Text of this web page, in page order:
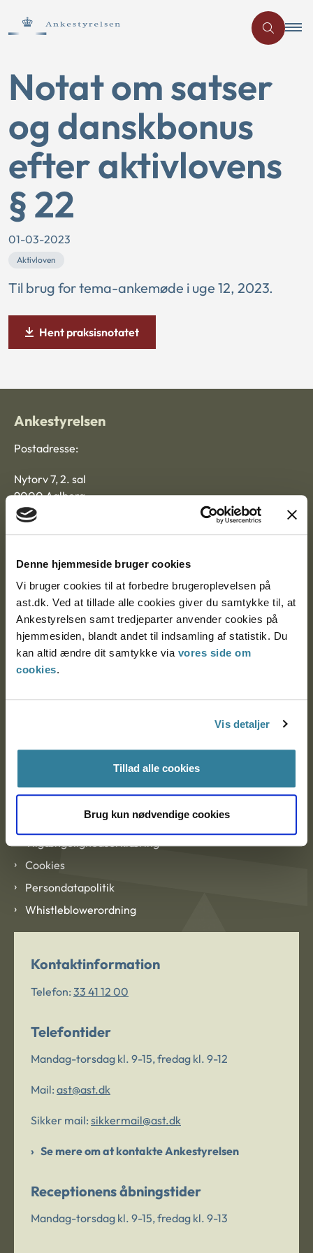
Denne hjemmeside bruger cookies
Vi bruger cookies til at forbedre brugeroplevelsen på
ast.dk. Ved at tillade alle cookies giver du samtykke til, at
Ankestyrelsen samt tredjeparter anvender cookies på
hjemmesiden, blandt andet til indsamling af statistik. Du
kan altid ændre dit samtykke via vores side om
cookies.
Vis detaljer
Tillad alle cookies
Brug kun nødvendige cookies
Notat om satser
og danskbonus
efter aktivlovens
§ 22
01-03-2023
Aktivloven
Til brug for tema-ankemøde i uge 12, 2023.
Hent praksisnotatet
Ankestyrelsen
Postadresse:
Nytorv 7, 2. sal
9000 Aalborg
Ankestyrelsen København
EAN: 57 98 000 35 48 21
Om Ankestyrelsen
Blanketter og kontaktformularer
Tilgængelighedserklæring
Cookies
Persondatapolitik
Whistleblowerordning
Kontaktinformation
Telefon: 33 41 12 00
Telefontider
Mandag-torsdag kl. 9-15, fredag kl. 9-12
Mail: ast@ast.dk
Sikker mail: sikkermail@ast.dk
Se mere om at kontakte Ankestyrelsen
Receptionens åbningstider
Mandag-torsdag kl. 9-15, fredag kl. 9-13